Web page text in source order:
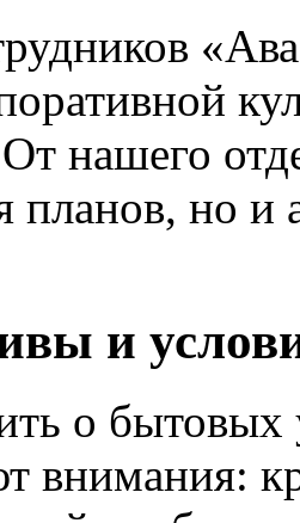
нашего
планов, но и
и
о бытовых
внимания: